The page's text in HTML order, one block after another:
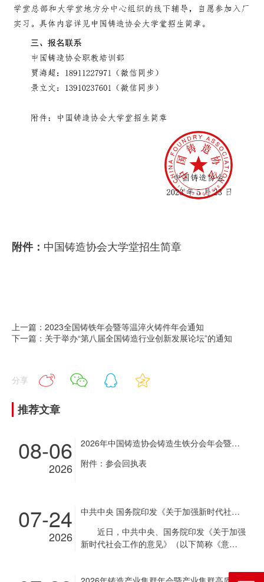
附件： 中国铸造协会大学堂招生简章
上一篇：2023全国铸铁年会暨等温淬火铸件年会通知
下一篇：关于举办“第八届全国铸造行业创新发展论坛”的通知
分享
推荐文章
2026年中国铸造协会铸造生铁分会年会暨铸造生铁企业超低排放改造现场经验交流会通知
08-06
2026 附件：参会回执表
中共中央 国务院印发《关于加强新时代社会工作的意见》
07-24
2026
近日，中共中央、国务院印发《关于加强
新时代社会工作的意见》（以下简称《意